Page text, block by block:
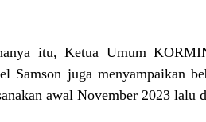
itu, Ketua Umum
Samson juga menyampaikan
awal November 2023 lalu